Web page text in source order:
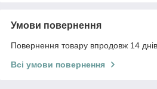
Умови повернення
Повернення товару впродовж 14
Всі умови повернення